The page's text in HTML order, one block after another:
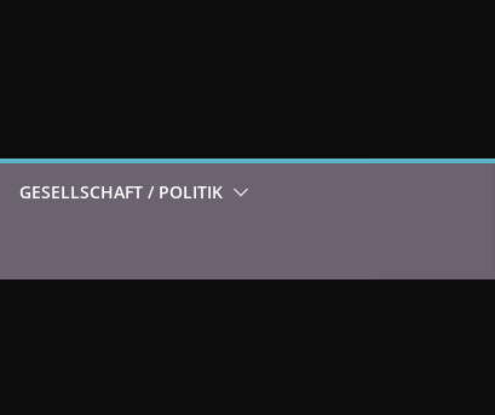
GESELLSCHAFT / POLITIK